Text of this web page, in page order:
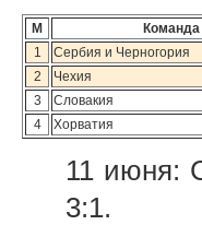
М Команда
1
Сербия и Черногория
2
Чехия
3
Словакия
4
Хорватия
11 июня:
3:1.